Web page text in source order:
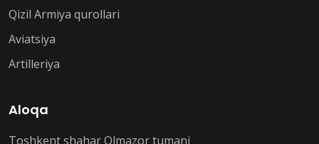
Qizil Armiya qurollari
Aviatsiya
Artilleriya
Aloqa
Toshkent shahar Olmazor tumani